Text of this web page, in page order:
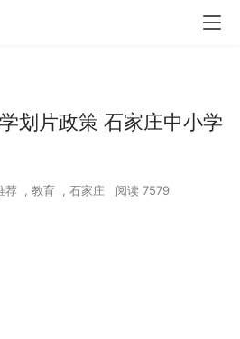
划片政策 石家庄中小学
荐 教育 石家庄 阅读 7579